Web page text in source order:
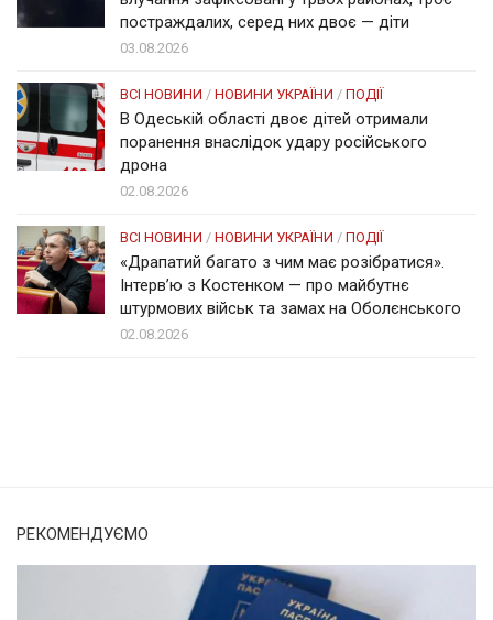
постраждалих, серед них двоє — діти
03.08.2026
ВСІ НОВИНИ / НОВИНИ УКРАЇНИ / ПОДІЇ
В Одеській області двоє дітей отримали
поранення внаслідок удару російського
дрона
02.08.2026
ВСІ НОВИНИ / НОВИНИ УКРАЇНИ / ПОДІЇ
«Драпатий багато з чим має розібратися».
Інтерв’ю з Костенком — про майбутнє
штурмових військ та замах на Оболєнського
02.08.2026
РЕКОМЕНДУЄМО